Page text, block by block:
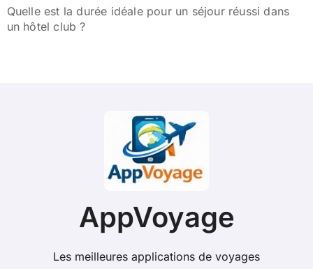
Quelle est la durée idéale pour un séjour réussi dans
un hôtel club ?
AppVoyage
Les meilleures applications de voyages